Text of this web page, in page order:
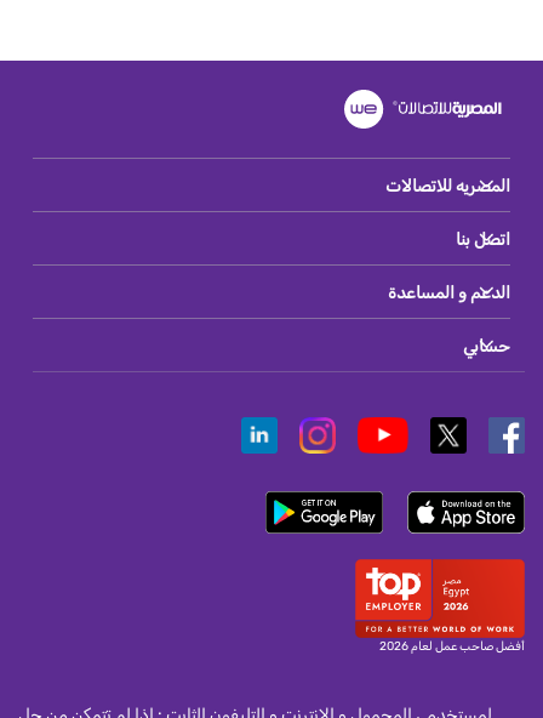
المصريه للاتصالات
اتصل بنا
الدعم و المساعدة
حسابي
أفضل صاحب عمل لعام 2026